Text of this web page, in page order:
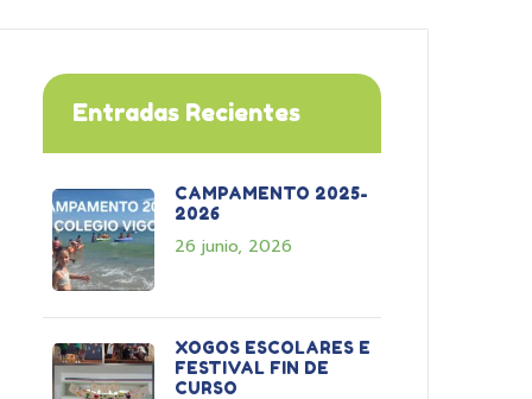
Entradas Recientes
CAMPAMENTO 2025-
2026
26 junio, 2026
XOGOS ESCOLARES E
FESTIVAL FIN DE
CURSO